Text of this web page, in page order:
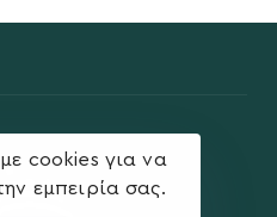
cookies για να
εμπειρία σας.